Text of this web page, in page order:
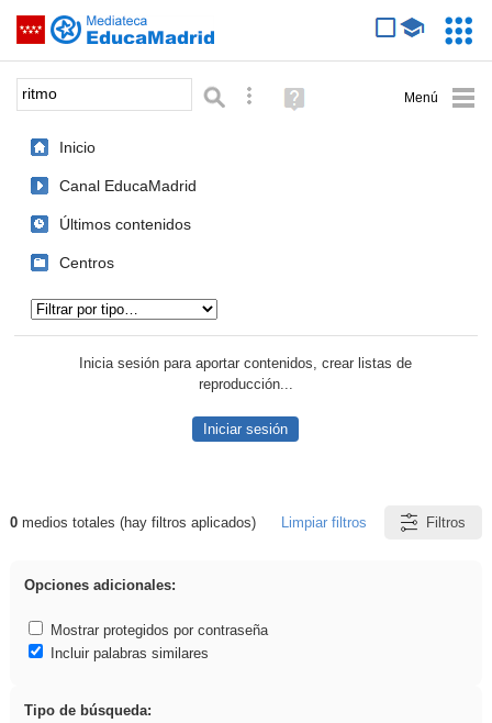
Saltar navegación
Palabra o frase: Búsqueda avanzada
Ayuda
(en
Inicio
Canal EducaMadrid
Últimos contenidos
Centros
Inicia sesión para aportar contenidos, crear listas de
reproducción...
Iniciar sesión
Resultados de: ritmo
0medios totales (hay filtros aplicados) Limpiar filtros Filtros
Opciones adicionales:
Mostrar protegidos por contraseña
Incluir palabras similares
Tipo de búsqueda: